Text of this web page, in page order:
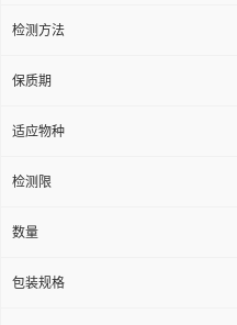
检测方法
保质期
适应物种
检测限
数量
包装规格